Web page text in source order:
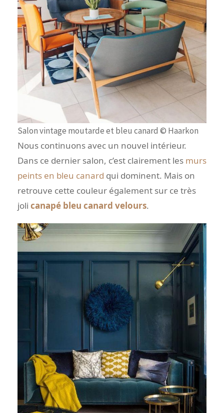
Salon vintage moutarde et bleu canard © Haarkon
Nous continuons avec un nouvel intérieur.
Dans ce dernier salon, c’est clairement les murs
peints en bleu canard qui dominent. Mais on
retrouve cette couleur également sur ce très
joli canapé bleu canard velours.